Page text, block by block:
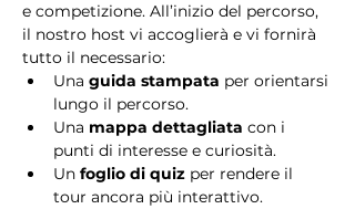
e competizione. All’inizio del percorso,
il nostro host vi accoglierà e vi fornirà
tutto il necessario:
Una guida stampata per orientarsi
lungo il percorso.
Una mappa dettagliata con i
punti di interesse e curiosità.
Un foglio di quiz per rendere il
tour ancora più interattivo.